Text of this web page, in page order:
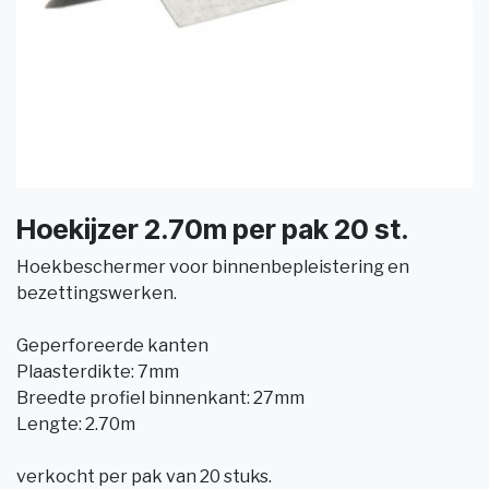
Hoekijzer 2.70m per pak 20 st.
Hoekbeschermer voor binnenbepleistering en
bezettingswerken.
Geperforeerde kanten
Plaasterdikte: 7mm
Breedte profiel binnenkant: 27mm
Lengte: 2.70m
verkocht per pak van 20 stuks.